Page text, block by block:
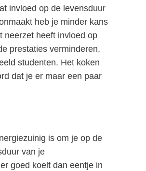
invloed op de levensduur
heb je minder kans
neerzet heeft invloed op
prestaties verminderen,
studenten. Het koken
dat je er maar een paar
is om je op de
van je
goed koelt dan eentje in